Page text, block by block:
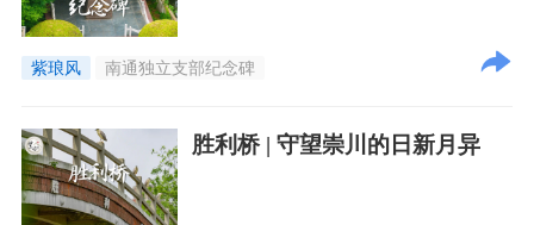
紫琅风 南通独立支部纪念碑
胜利桥 | 守望崇川的日新月异